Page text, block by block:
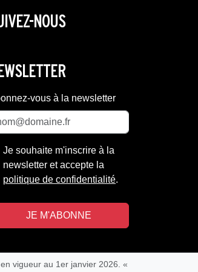
NOUS
vous à la newsletter
Je souhaite m'inscrire à la
newsletter et accepte la
politique de confidentialité.
JE M'ABONNE
vigueur au 1er janvier 2026. «